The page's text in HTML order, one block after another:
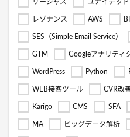
リージャス ユナイテッ
レゾナンス AWS
SES（Simple Email Service）
GTM Googleアナリティ
WordPress Python
WEB接客ツール CVR改
Karigo CMS SFA
MA ビッグデータ解析